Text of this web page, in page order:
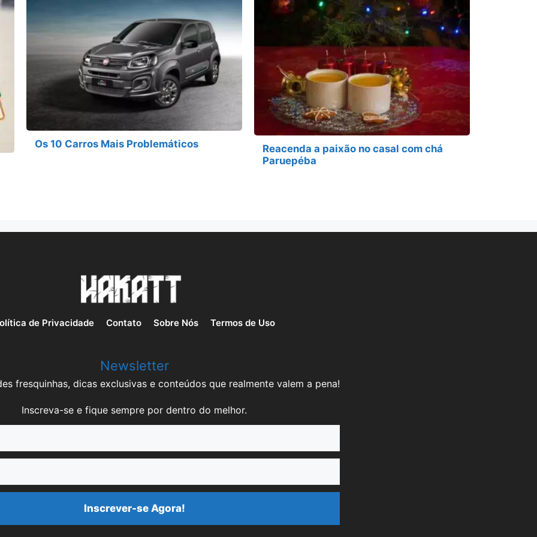
Os 10 Carros Mais Problemáticos
Reacenda a paixão no casal com chá
Paruepéba
de Privacidade Contato Sobre Nós Termos de Uso
Newsletter
fresquinhas, dicas exclusivas e conteúdos que realmente valem a pena!
Inscreva-se e fique sempre por dentro do melhor.
Inscrever-se Agora!